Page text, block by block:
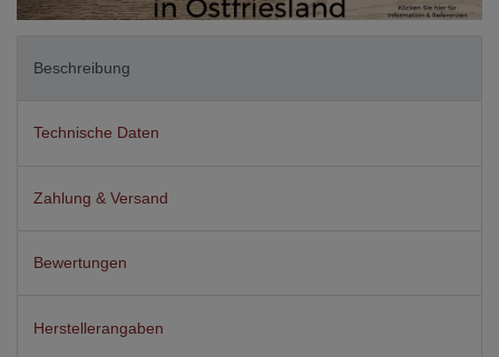
Beschreibung
Technische Daten
Zahlung & Versand
Bewertungen
Herstellerangaben